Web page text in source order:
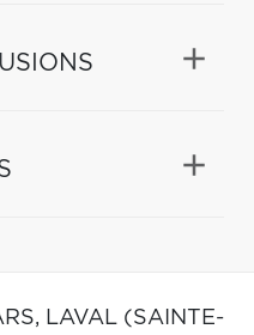
LAVAL (SAINTE-